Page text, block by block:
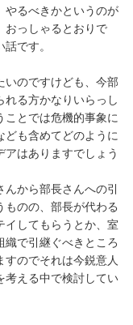
やるべきかというのが
おっしゃるとおりで
です。
いのですけども、今部
る方かなりいらっし
ことでは危機的事象に
ども含めてどのように
はありますでしょう
んから部長さんへの引
のの、部長が代わる
イしてもらうとか、室
で引継ぐべきところ
のでそれは今鋭意人
考える中で検討してい